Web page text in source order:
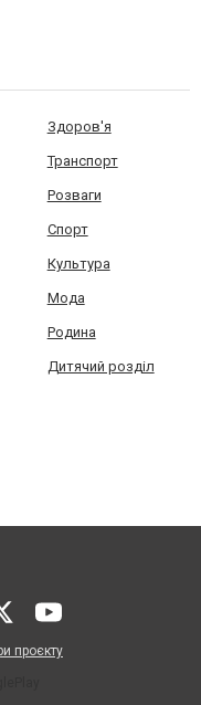
Здоров'я
Транспорт
Розваги
Спорт
Культура
Мода
Родина
Дитячий розділ
проєкту